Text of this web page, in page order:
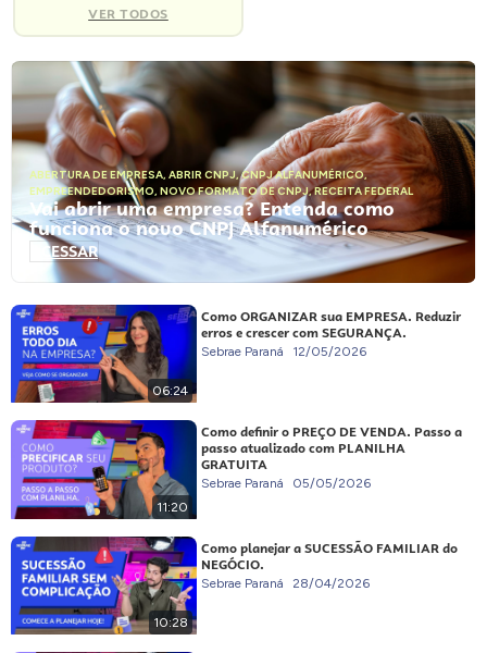
VER TODOS
ABERTURA DE EMPRESA, ABRIR CNPJ,CNPJ ALFANUMÉRICO,
EMPREENDEDORISMO, NOVO FORMATO DE CNPJ,RECEITA FEDERAL
Vai abrir uma empresa? Entenda como
funciona o novo CNPJ Alfanumérico
ACESSAR
06:24
Como ORGANIZAR sua EMPRESA. Reduzir
erros e crescer com SEGURANÇA.
Sebrae Paraná 12/05/2026
11:20
Como definir o PREÇO DE VENDA. Passo a
passo atualizado com PLANILHA
GRATUITA
Sebrae Paraná 05/05/2026
10:28
Como planejar a SUCESSÃO FAMILIAR do
NEGÓCIO.
Sebrae Paraná 28/04/2026